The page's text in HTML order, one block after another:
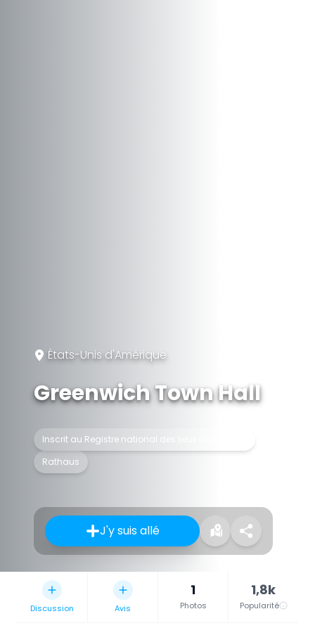
États-Unis d'Amérique
Greenwich Town Hall
Inscrit au Registre national des lieux historiques
Rathaus
J'y suis allé
Discussion Avis
1
Photos
1,8k
Popularité